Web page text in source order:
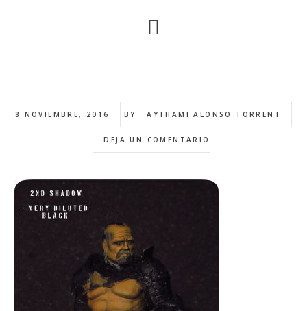
8 NOVIEMBRE, 2016 BY AYTHAMI ALONSO TORRENT
DEJA UN COMENTARIO